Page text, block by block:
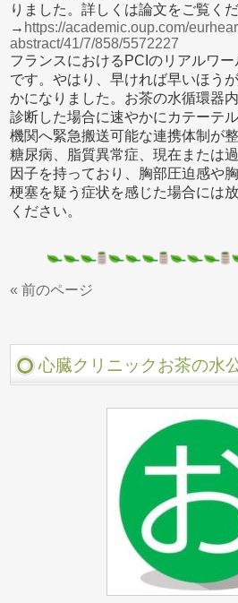
りました。詳しくは論文をご覧くだ
→ https://academic.oup.com/
abstract/41/7/858/5572227
フランスにおけるPCIのリアルワ
です。やはり、早ければ早いほう
かになりました。お茶の水循環器
診断した場合に速やかにカテーテ
機関へ緊急搬送可能な連携体制が
糖尿病、脂質異常症、現在または
因子を持っており、胸部圧迫感や
梗塞を疑う症状を感じた場合には
ください。
« 前のページ
心臓クリニックお茶の水